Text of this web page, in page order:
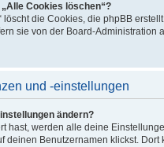
Cookies löschen“?
löscht die Cookies, die phpBB
sie von der Board-
und -einstellungen
ändern?
hast, werden alle deine
deinen Benutzernamen klickst.